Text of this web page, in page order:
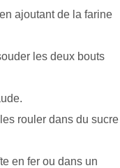
ajoutant de la farine
les deux bouts
rouler dans du sucre
en fer ou dans un